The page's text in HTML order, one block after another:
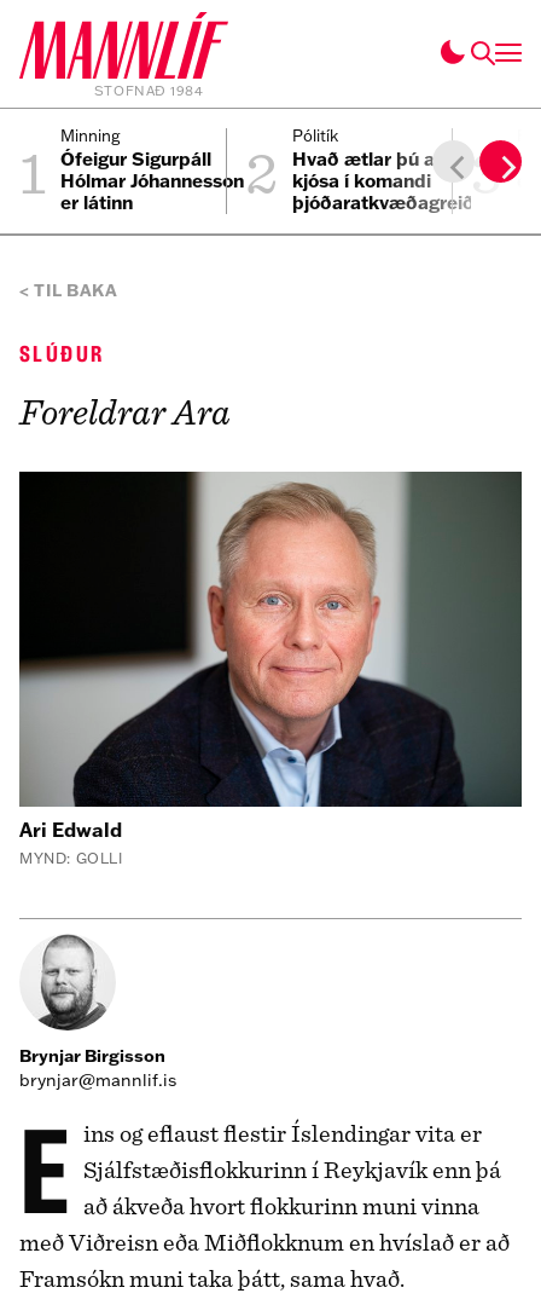
STOFNAÐ 1984
1 Minning
Ófeigur Sigurpáll
Hólmar Jóhannesson
er látinn
2 Pólitík
Hvað ætlar þú að
kjósa í komandi
þjóðaratkvæðagreiðslu?
3
TIL BAKA
SLÚÐUR
Foreldrar Ara
Ari Edwald
MYND: GOLLI
Brynjar Birgisson
brynjar@mannlif.is
Eins og eflaust flestir Íslendingar vita er Sjálfstæðisflokkurinn í Reykjavík enn þá
að ákveða hvort flokkurinn muni vinna
með Viðreisn eða Miðflokknum en hvíslað er að
Framsókn muni taka þátt, sama hvað.